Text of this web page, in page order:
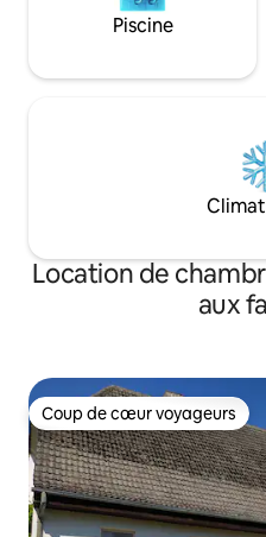
Piscine
Location de
aux
Coup de cœur voyageurs
Coup de cœur voyageurs